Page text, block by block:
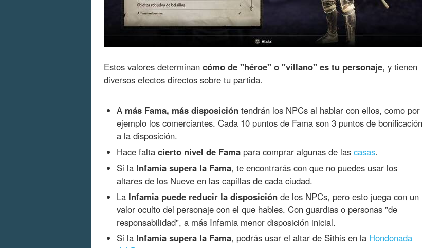
Estos valores determinan cómo de "héroe" o "villano" es tu personaje, y tienen
diversos efectos directos sobre tu partida.
A más Fama, más disposición tendrán los NPCs al hablar con ellos, como por
ejemplo los comerciantes. Cada 10 puntos de Fama son 3 puntos de bonificación
a la disposición.
Hace falta cierto nivel de Fama para comprar algunas de las casas.
Si la Infamia supera la Fama, te encontrarás con que no puedes usar los
altares de los Nueve en las capillas de cada ciudad.
La Infamia puede reducir la disposición de los NPCs, pero esto juega con un
valor oculto del personaje con el que hables. Con guardias o personas "de
responsabilidad", a más Infamia menor disposición inicial.
Si la Infamia supera la Fama, podrás usar el altar de Sithis en la Hondonada